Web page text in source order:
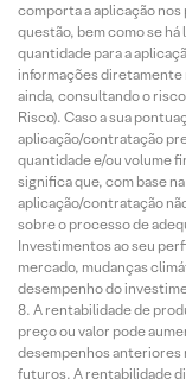
comporta a aplicação
questão, bem como se
quantidade para a
informações diretamente
ainda, consultando o
Risco). Caso a sua
aplicação/contratação
quantidade e/ou volume
significa que, com base
aplicação/contratação
sobre o processo de
Investimentos ao seu
mercado, mudanças
desempenho do
A rentabilidade de
preço ou valor pode
desempenhos anteriores
futuros. A rentabilidade